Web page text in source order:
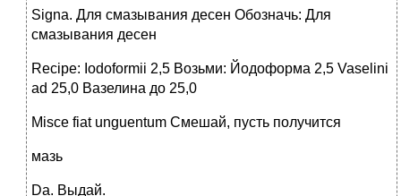
Signa. Для смазывания десен Обозначь: Для
смазывания десен
Recipe: Iodoformii 2,5 Возьми: Йодоформа 2,5 Vaselini
ad 25,0 Вазелина до 25,0
Misce fiat unguentum Смешай, пусть получится
мазь
Da. Выдай.